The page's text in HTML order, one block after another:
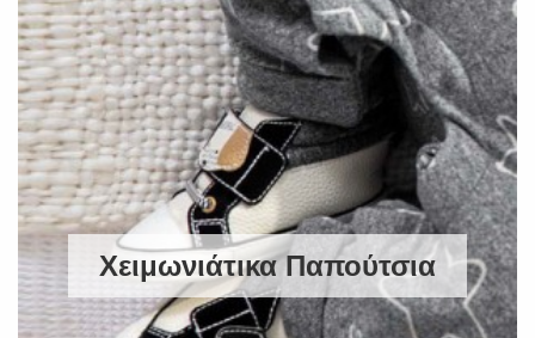
Χειμωνιάτικα Παπούτσια